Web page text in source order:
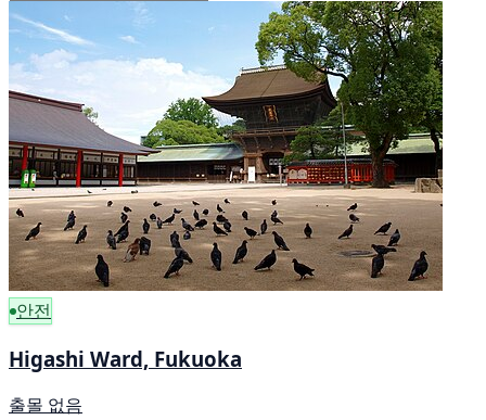
안전
Higashi Ward, Fukuoka
출몰 없음